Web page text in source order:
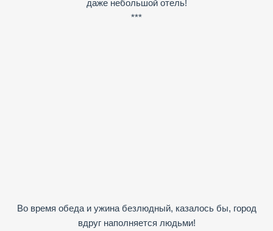
даже небольшой отель!
***
Во время обеда и ужина безлюдный, казалось бы, город
вдруг наполняется людьми!